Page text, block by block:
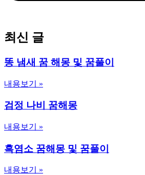
최신 글
똥 냄새 꿈 해몽 및 꿈풀이
내용보기 »
검정 나비 꿈해몽
내용보기 »
흑염소 꿈해몽 및 꿈풀이
내용보기 »